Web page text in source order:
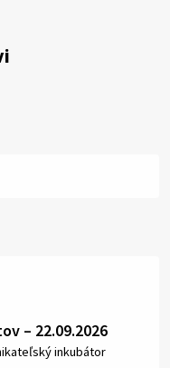
– 22.09.2026
inkubátor